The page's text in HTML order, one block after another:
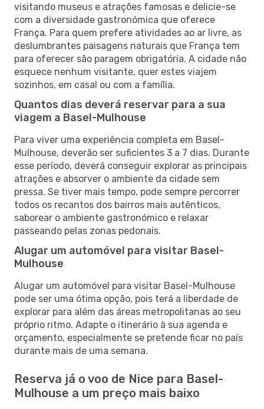
visitando museus e atrações famosas e delicie-se
com a diversidade gastronómica que oferece
França. Para quem prefere atividades ao ar livre, as
deslumbrantes paisagens naturais que França tem
para oferecer são paragem obrigatória. A cidade não
esquece nenhum visitante, quer estes viajem
sozinhos, em casal ou com a família.
Quantos dias deverá reservar para a sua
viagem a Basel-Mulhouse
Para viver uma experiência completa em Basel-
Mulhouse, deverão ser suficientes 3 a 7 dias. Durante
esse período, deverá conseguir explorar as principais
atrações e absorver o ambiente da cidade sem
pressa. Se tiver mais tempo, pode sempre percorrer
todos os recantos dos bairros mais autênticos,
saborear o ambiente gastronómico e relaxar
passeando pelas zonas pedonais.
Alugar um automóvel para visitar Basel-
Mulhouse
Alugar um automóvel para visitar Basel-Mulhouse
pode ser uma ótima opção, pois terá a liberdade de
explorar para além das áreas metropolitanas ao seu
próprio ritmo. Adapte o itinerário à sua agenda e
orçamento, especialmente se pretende ficar no país
durante mais de uma semana.
Reserva já o voo de Nice para Basel-
Mulhouse a um preço mais baixo